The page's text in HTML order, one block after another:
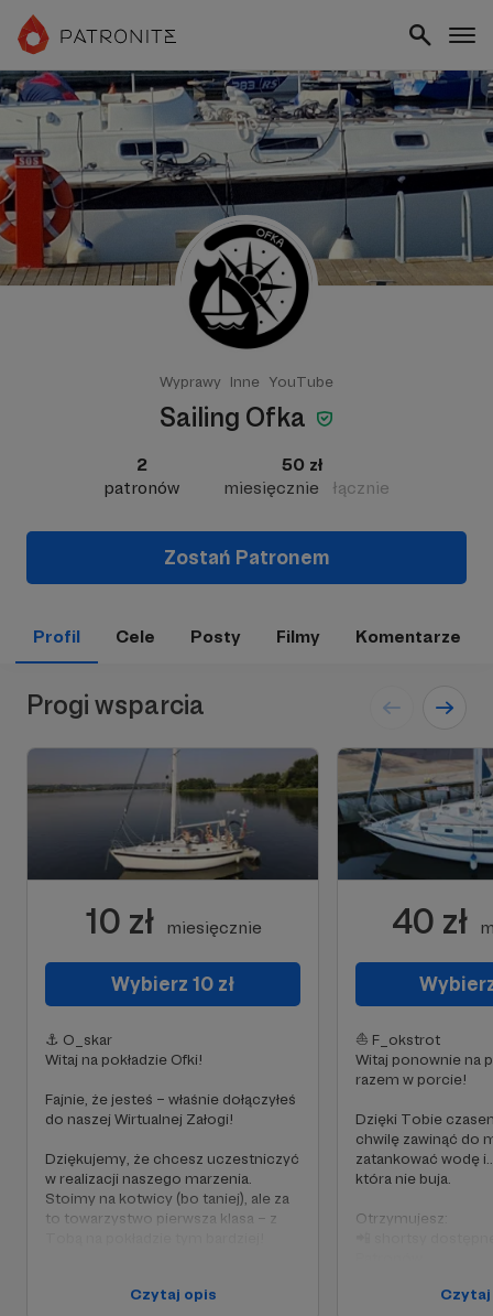
Wyprawy Inne YouTube
Sailing Ofka
2
patronów
50 zł
miesięcznie
łącznie
Zostań Patronem
Profil Cele Posty Filmy Komentarze
Progi wsparcia
10 zł miesięcznie
Wybierz 10 zł
⚓️ O_skar
Witaj na pokładzie Ofki!
Fajnie, że jesteś – właśnie dołączyłeś
do naszej Wirtualnej Załogi!
Dziękujemy, że chcesz uczestniczyć
w realizacji naszego marzenia.
Stoimy na kotwicy (bo taniej), ale za
to towarzystwo pierwsza klasa – z
📸 postów i zdjęć z aktualnościami z
Czytaj opis
40 zł
⛵️ F_okstrot
Witaj ponownie na
razem w porcie!
Dzięki Tobie
chwilę zawinąć do
zatankować wodę
która nie buja.
Otrzymujesz:
publikujemy ich